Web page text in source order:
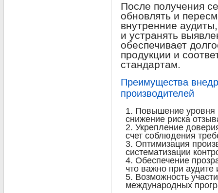
После получения
обновлять и
внутренние
и устранять
обеспечивает
продукции и
стандартам.
Преимущества
производителей
Повышение уровня
снижение риска
Укрепление
счет соблюдения
Оптимизация
систематизации
Обеспечение
что важно при
Возможность
международных